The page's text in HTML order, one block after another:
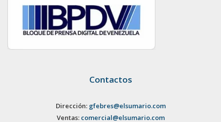
Contactos
Dirección: gfebres@elsumario.com
Ventas: comercial@elsumario.com